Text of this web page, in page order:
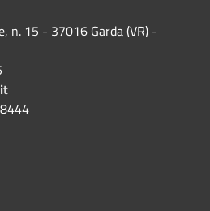
n. 15 - 37016 Garda (VR) -